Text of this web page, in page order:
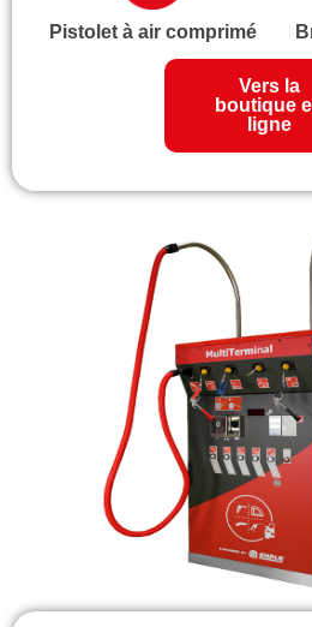
Pistolet à air comprimé
Vers la
boutique
ligne